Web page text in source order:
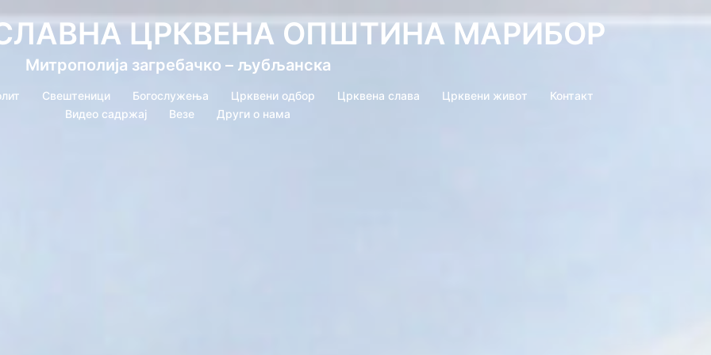
ЦРКВЕНА ОПШТИНА МАРИБОР
Митрополија загребачко – љубљанска
Свештеници Богослужења Црквени одбор Црквена слава Црквени живот
Контакт
Видео садржај
Везе Други о нама